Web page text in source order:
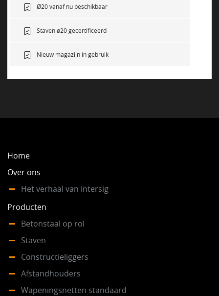
Ø20 vanaf nu beschikbaar
Staven ø20 gecertificeerd
Nieuw magazijn in gebruik
Home
Over ons
Het verhaal van Intersig
Producten
Betonstaal op rol
Staven
Constructieliggers
Afstandhouders
Wapeningsnetten standaard